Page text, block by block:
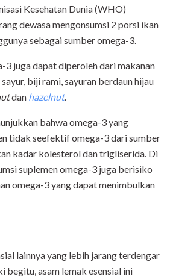
Kesehatan Dunia (WHO)
dewasa mengonsumsi 2 porsi ikan
sebagai sumber omega-3.
3 juga dapat diperoleh dari makanan
biji rami, sayuran berdaun hijau
dan hazelnut.
bahwa omega-3 yang
tidak seefektif omega-3 dari sumber
kadar kolesterol dan trigliserida. Di
suplemen omega-3 juga berisiko
omega-3 yang dapat menimbulkan
lainnya yang lebih jarang terdengar
begitu, asam lemak esensial ini